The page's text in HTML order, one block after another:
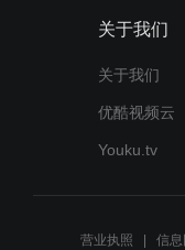
关于我们
关于我们
优酷视频云
Youku.tv
营业执照 信